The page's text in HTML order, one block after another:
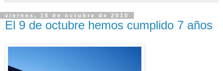
viernes, 15 de octubre de 2010
El 9 de octubre hemos cumplido 7 años